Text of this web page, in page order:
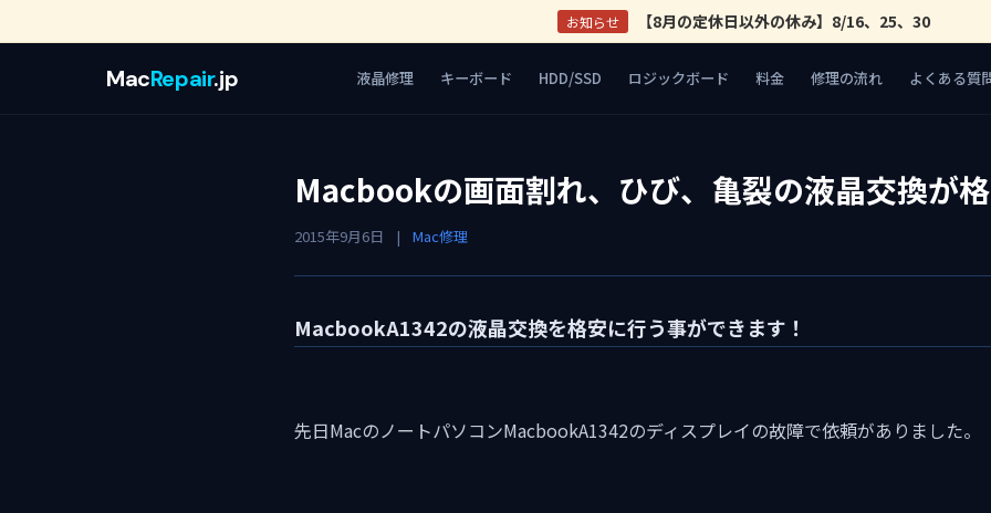
お知らせ 【8月の定休日以外の休み】8/16、25、30
MacRepair.jp 液晶修理 キーボード HDD/SSD ロジックボード 料金 修理の流れ よくある質
Macbookの画面割れ、ひび、亀裂の液晶交換が
2015年9月6日 | Mac修理
MacbookA1342の液晶交換を格安に行う事ができます！
先日MacのノートパソコンMacbookA1342のディスプレイの故障で依頼がありました。